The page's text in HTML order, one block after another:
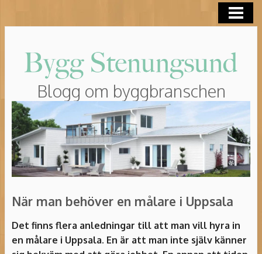
Blogg om byggbranschen
När man behöver en målare i Uppsala
Det finns flera anledningar till att man vill hyra in
en målare i Uppsala. En är att man inte själv känner